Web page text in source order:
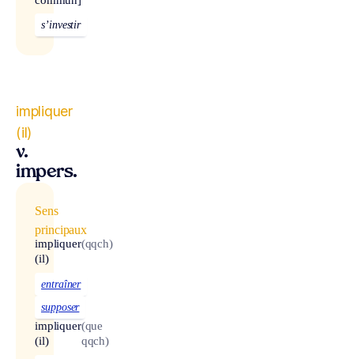
s’investir
impliquer
(il)
v.
impers.
Sens
principaux
impliquer
(il)
(qqch)
entraîner
supposer
impliquer
(il)
(que
qqch)